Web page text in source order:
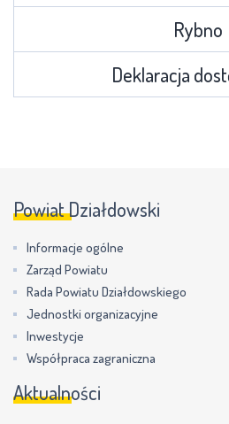
Rybno
Deklaracja
Powiat Działdowski
Informacje ogólne
Zarząd Powiatu
Rada Powiatu Działdowskiego
Jednostki organizacyjne
Inwestycje
Współpraca zagraniczna
Aktualności